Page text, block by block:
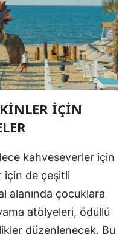
İÇIN
kahveseverler için
için de çeşitli
alanında çocuklara
atölyeleri, ödüllü
düzenlenecek. Bu